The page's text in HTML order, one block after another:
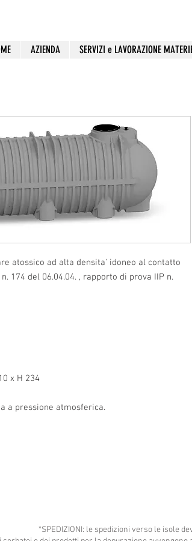
AZIENDA SERVIZI e LAVORAZIONE
atossico ad alta densita' idoneo al contatto
174 del 06.04.04. , rapporto di prova IIP n.
x H 234
a pressione atmosferica.
*SPEDIZIONI: le spedizioni verso le isole